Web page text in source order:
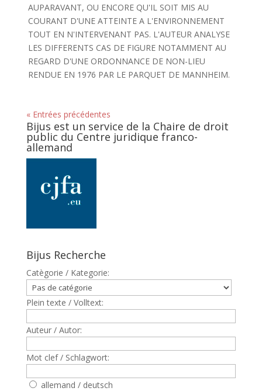
AUPARAVANT, OU ENCORE QU'IL SOIT MIS AU
COURANT D'UNE ATTEINTE A L'ENVIRONNEMENT
TOUT EN N'INTERVENANT PAS. L'AUTEUR ANALYSE
LES DIFFERENTS CAS DE FIGURE NOTAMMENT AU
REGARD D'UNE ORDONNANCE DE NON-LIEU
RENDUE EN 1976 PAR LE PARQUET DE MANNHEIM.
« Entrées précédentes
Bijus est un service de la Chaire de droit
public du Centre juridique franco-
allemand
Bijus Recherche
Catègorie / Kategorie:
Plein texte / Volltext:
Auteur / Autor:
Mot clef / Schlagwort:
allemand / deutsch